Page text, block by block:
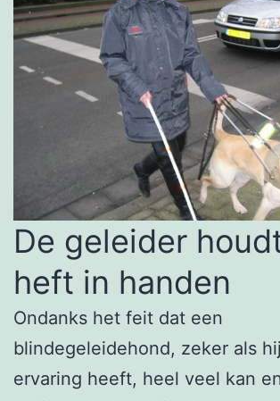
De geleider
heft in handen
Ondanks het feit dat een
blindegeleidehond, zeker als
ervaring heeft, heel veel kan